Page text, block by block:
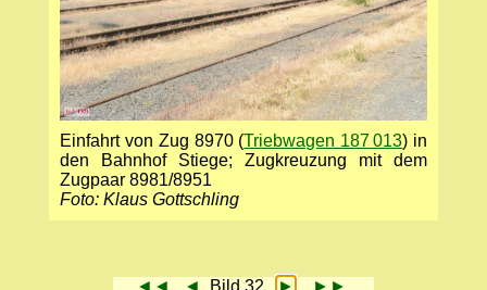
Einfahrt von Zug 8970 (Triebwagen 187 013) in
den Bahnhof Stiege; Zugkreuzung mit dem
Zugpaar 8981/8951
Foto: Klaus Gottschling
◄◄ ◄ Bild 32 ► ►►